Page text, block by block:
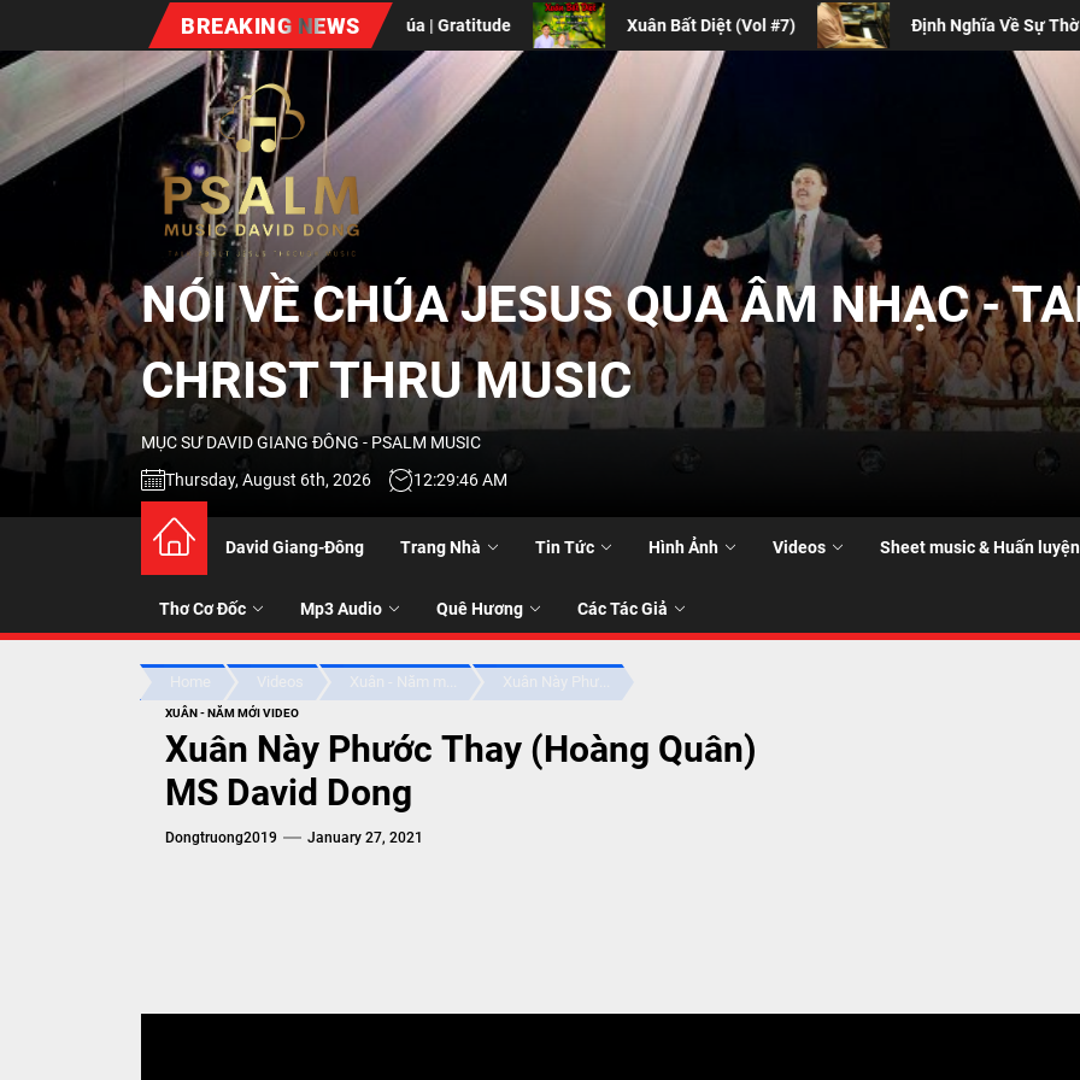
the
BREAKING NEWS
Lòng Biết Ơn Chúa | Gratitude Xuân Bất Diệt (Vol #7) Định Nghĩa Về Sự Thờ Phượng Đương Đại
NÓI
VỀ
CHÚA
JESUS
QUA
ÂM
NHẠC
-
TALK
ABOUT
THRU
NÓI VỀ CHÚA JESUS QUA ÂM NHẠC -
CHRIST THRU MUSIC
MỤC SƯ DAVID GIANG ĐÔNG - PSALM MUSIC
Thursday, August 6th, 2026
12:29:47 AM
David Giang-Đông Trang Nhà Tin Tức Hình Ảnh Videos Sheet music & Huấn luyện
Thơ Cơ Đốc Mp3 Audio Quê Hương Các Tác Giả
Home Videos Xuân - Năm m... Xuân Này Phư...
XUÂN - NĂM MỚI VIDEO
Xuân Này Phước Thay (Hoàng Quân)
MS David Dong
Dongtruong2019 January 27, 2021